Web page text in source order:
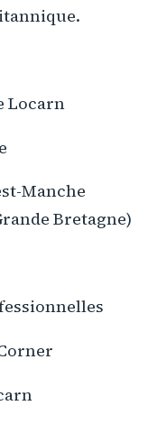
Locarn
Manche
Bretagne)